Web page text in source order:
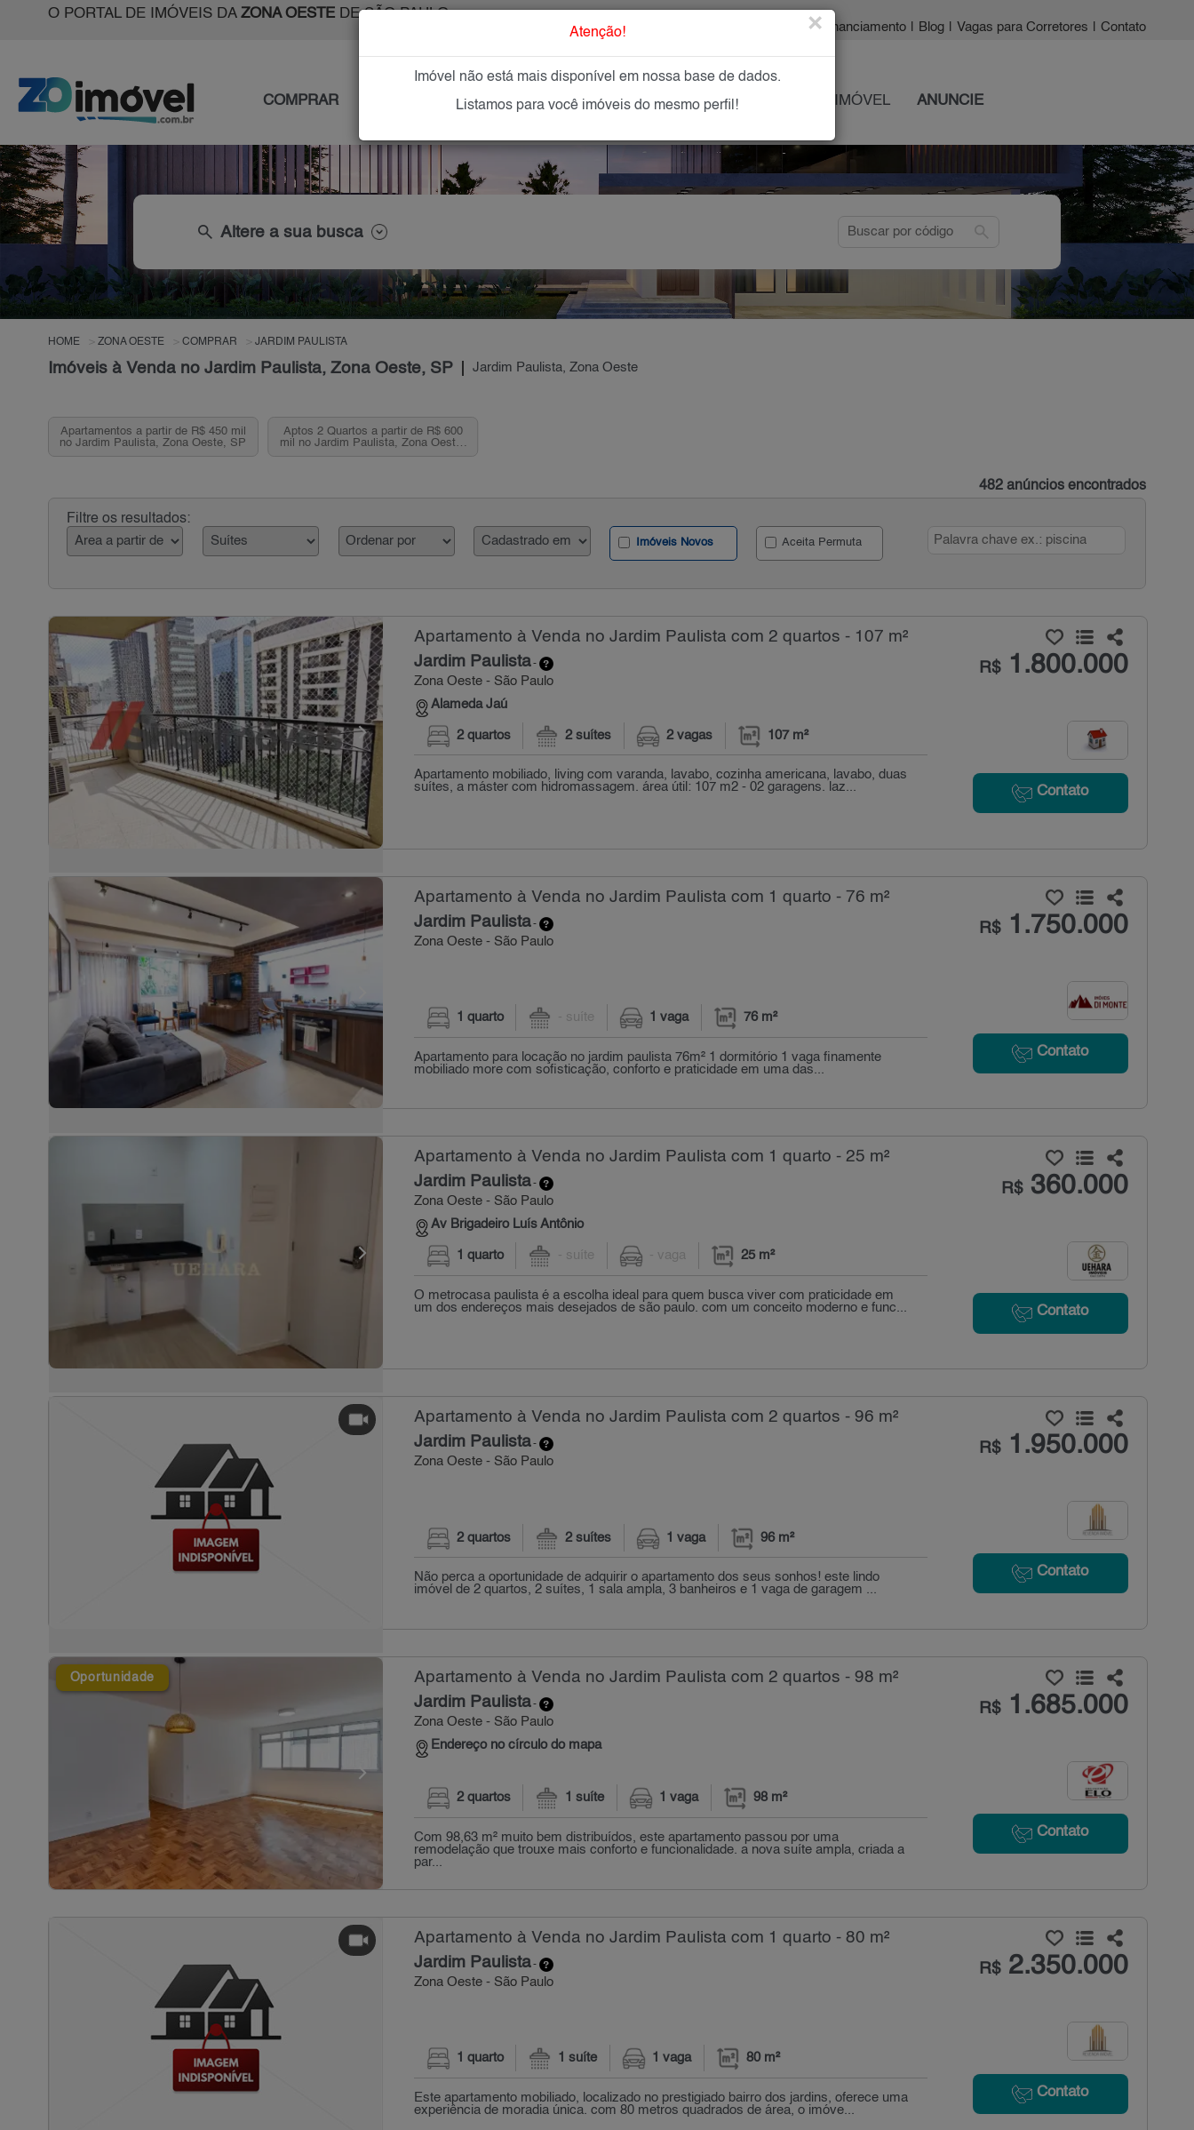
O PORTAL DE IMÓVEIS DA ZONA OESTEDE SÃO PAULO
| Financiamento Blog Vagas para Corretores Contato
COMPRAR IMÓVEIS NOVOS IMOBILIÁRIAS OFEREÇA SEU IMÓVEL ANUNCIE
search Altere a sua busca search
HOME ZONA OESTE COMPRAR JARDIM PAULISTA
Imóveis à Venda no Jardim Paulista, Zona Oeste, SP Jardim Paulista, Zona Oeste
Apartamentos a partir de R$ 450 mil
no Jardim Paulista, Zona Oeste, SP
Aptos 2 Quartos a partir de R$ 600
mil no Jardim Paulista, Zona Oeste,
482 anúncios encontrados
Filtre os resultados:
Imóveis Novos Aceita Permuta
Apartamento à Venda no Jardim Paulista com 2 quartos - 107 m²
Jardim Paulista-
Zona Oeste - São Paulo
Alameda Jaú
R$1.800.000
Contato
2 quartos 2 suítes 2 vagas 107 m²
Apartamento mobiliado, living com varanda, lavabo, cozinha americana, lavabo, duas
suítes, a máster com hidromassagem. área útil: 107 m2 - 02 garagens. laz...
Apartamento à Venda no Jardim Paulista com 1 quarto - 76 m²
Jardim Paulista-
Zona Oeste - São Paulo
R$1.750.000
Contato
1 quarto - suíte 1 vaga 76 m²
Apartamento para locação no jardim paulista 76m² 1 dormitório 1 vaga finamente
mobiliado more com sofisticação, conforto e praticidade em uma das...
Apartamento à Venda no Jardim Paulista com 1 quarto - 25 m²
Jardim Paulista-
Zona Oeste - São Paulo
Av Brigadeiro Luís Antônio
R$360.000
Contato
1 quarto - suíte - vaga 25 m²
O metrocasa paulista é a escolha ideal para quem busca viver com praticidade em
um dos endereços mais desejados de são paulo. com um conceito moderno e func...
Apartamento à Venda no Jardim Paulista com 2 quartos - 96 m²
Jardim Paulista-
Zona Oeste - São Paulo
R$1.950.000
Contato
2 quartos 2 suítes 1 vaga 96 m²
Não perca a oportunidade de adquirir o apartamento dos seus sonhos! este lindo
imóvel de 2 quartos, 2 suítes, 1 sala ampla, 3 banheiros e 1 vaga de garagem ...
Oportunidade Apartamento à Venda no Jardim Paulista com 2 quartos - 98 m²
Jardim Paulista-
Zona Oeste - São Paulo
Endereço no círculo do mapa
R$1.685.000
Contato
2 quartos 1 suíte 1 vaga 98 m²
Com 98,63 m² muito bem distribuídos, este apartamento passou por uma
remodelação que trouxe mais conforto e funcionalidade. a nova suíte ampla, criada a
par...
Apartamento à Venda no Jardim Paulista com 1 quarto - 80 m²
Jardim Paulista-
Zona Oeste - São Paulo
R$2.350.000
Contato
1 quarto 1 suíte 1 vaga 80 m²
Este apartamento mobiliado, localizado no prestigiado bairro dos jardins, oferece uma
experiência de moradia única. com 80 metros quadrados de área, o imóve...
Atenção! ×
Imóvel não está mais disponível em nossa base de dados.
Listamos para você imóveis do mesmo perfil!